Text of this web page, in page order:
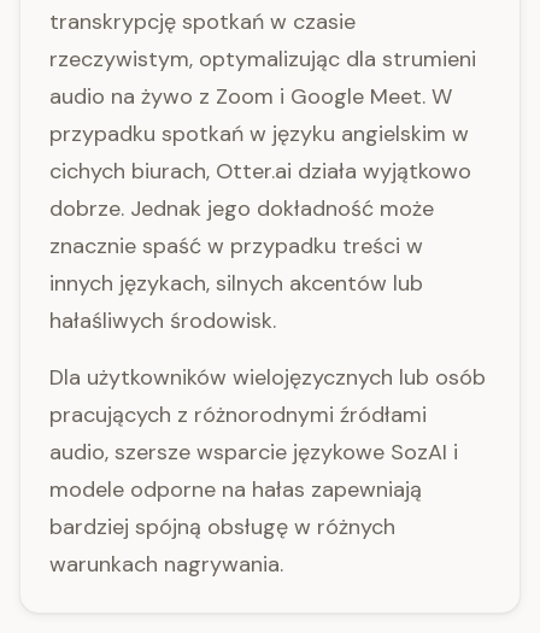
transkrypcję spotkań w czasie
rzeczywistym, optymalizując dla strumieni
audio na żywo z Zoom i Google Meet. W
przypadku spotkań w języku angielskim w
cichych biurach, Otter.ai działa wyjątkowo
dobrze. Jednak jego dokładność może
znacznie spaść w przypadku treści w
innych językach, silnych akcentów lub
hałaśliwych środowisk.
Dla użytkowników wielojęzycznych lub osób
pracujących z różnorodnymi źródłami
audio, szersze wsparcie językowe SozAI i
modele odporne na hałas zapewniają
bardziej spójną obsługę w różnych
warunkach nagrywania.